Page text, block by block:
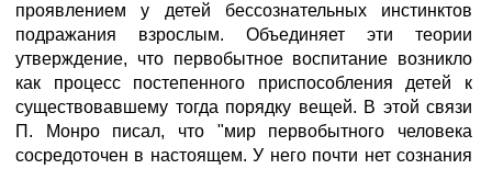
проявлением у детей бессознательных инстинктов
подражания взрослым. Объединяет эти теории
утверждение, что первобытное воспитание возникло
как процесс постепенного приспособления детей к
существовавшему тогда порядку вещей. В этой связи
П. Монро писал, что "мир первобытного человека
сосредоточен в настоящем. У него почти нет сознания